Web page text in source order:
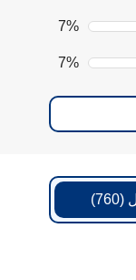
7%
7%
(760)